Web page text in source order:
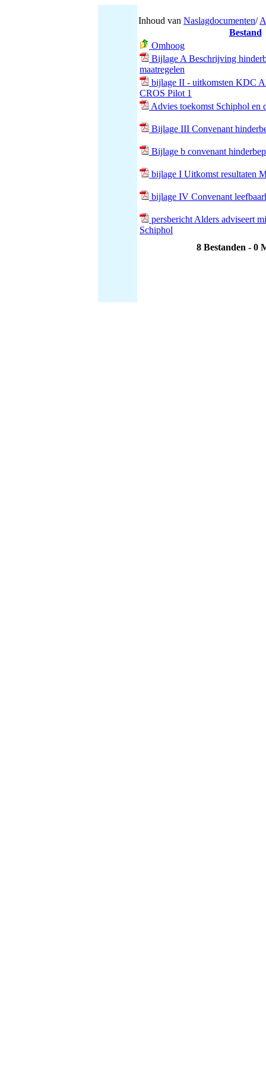
Inhoud van Naslagdocumenten/
Bestand
Omhoog
Bijlage A Beschrijving
maatregelen
bijlage II - uitkomsten KDC
CROS Pilot 1
Advies toekomst Schiphol en
Bijlage III Convenant
Bijlage b convenant
bijlage I Uitkomst resultaten
bijlage IV Convenant
persbericht Alders adviseert
Schiphol
8 Bestanden - 0